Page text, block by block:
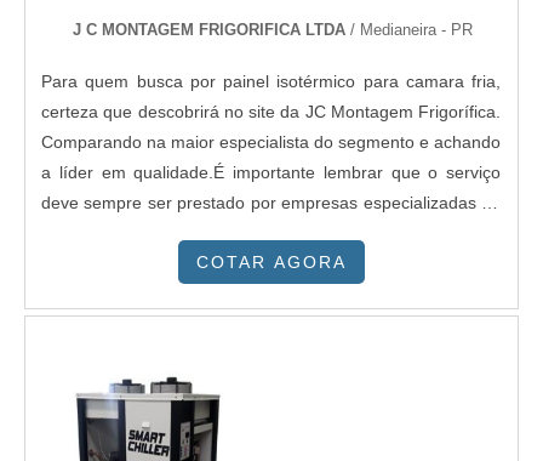
J C MONTAGEM FRIGORIFICA LTDA / Medianeira - PR
Para quem busca por painel isotérmico para camara fria,
certeza que descobrirá no site da JC Montagem Frigorífica.
Comparando na maior especialista do segmento e achando
a líder em qualidade.É importante lembrar que o serviço
deve sempre ser prestado por empresas especializadas no
qualidade e assertividade do serviço, além de evitar
FRIAQuem pesquisa na internet por painel isotérmico para
camara fria em uma empresa responsável, depara com a
JC Montagem Frigorífica. A empresa tem em seu escopo
COTAR AGORA